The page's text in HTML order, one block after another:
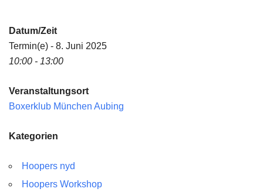
Datum/Zeit
Termin(e) - 8. Juni 2025
10:00 - 13:00
Veranstaltungsort
Boxerklub München Aubing
Kategorien
Hoopers nyd
Hoopers Workshop